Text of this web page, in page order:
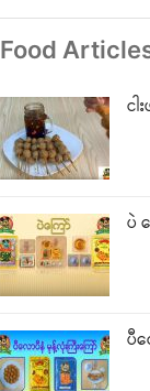
Food
င
ပဲ
ပီ